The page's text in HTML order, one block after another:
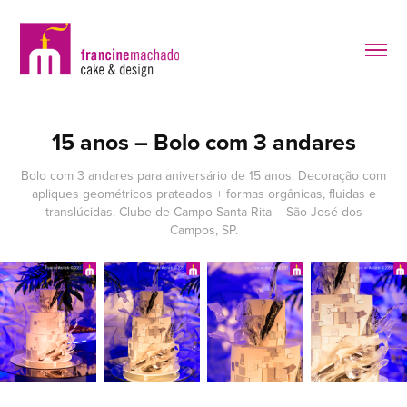
15 anos – Bolo com 3 andares
Bolo com 3 andares para aniversário de 15 anos. Decoração com
apliques geométricos prateados + formas orgânicas, fluidas e
translúcidas. Clube de Campo Santa Rita – São José dos
Campos, SP.